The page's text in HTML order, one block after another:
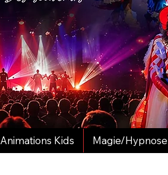
Animations Kids Magie/Hypnose